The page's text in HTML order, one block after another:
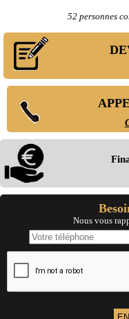
- Entreprise de rénovation
- Entreprise de rénovation
- Entreprise de rénovation
- Entreprise de rénovation
- Entreprise de rénovation
- Entreprise de rénovation
- Entreprise de rénovation
- Entreprise de rénovation
- Entreprise de rénovation
- Entreprise de rénovation
- Entreprise de rénovation
- Entreprise de rénovation
- Entreprise de rénovation
- Entreprise de rénovation
- Entreprise de rénovation
- Entreprise de rénovation
- Entreprise de rénovation
- Entreprise de rénovation
- Entreprise de rénovation
- Entreprise de rénovation
- Entreprise de rénovation
- Entreprise de rénovation
- Entreprise de rénovation
52 personnes
Nous vous